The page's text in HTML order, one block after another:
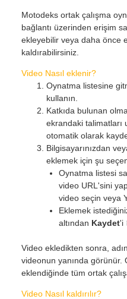
Motodeks ortak çalışma
bağlantı üzerinden erişim
ekleyebilir veya daha önce
kaldırabilirsiniz.
Video Nasıl eklenir?
Oynatma listesine
kullanın.
Katkıda bulunan
ekrandaki talimatları
otomatik olarak
Bilgisayarınızdan
eklemek için şu
Oynatma listesi
video URL'sini
video seçin veya
Eklemek
altından Kaydet'i
Video ekledikten sonra,
videonun yanında
eklendiğinde tüm ortak
Video Nasıl kaldırılır?